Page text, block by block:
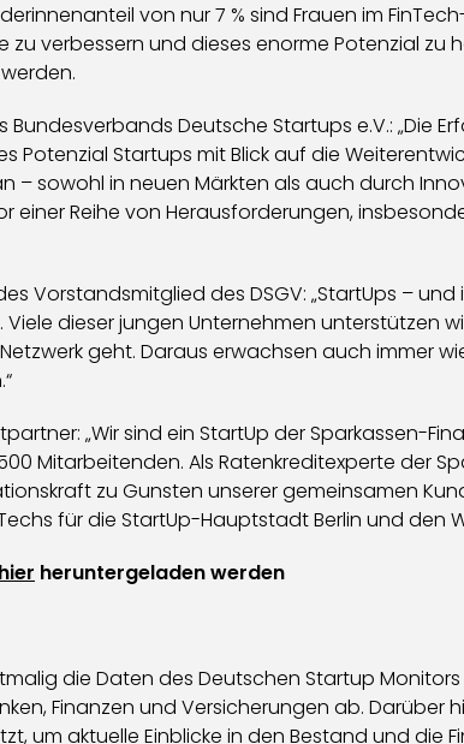
von nur 7 % sind Frauen im
zu verbessern und dieses enorme Potenzial zu
Deutsche Startups e.V.: „Die
Potenzial Startups mit Blick auf die
– sowohl in neuen Märkten als auch durch
einer Reihe von Herausforderungen,
Vorstandsmitglied des DSGV: „StartUps –
dieser jungen Unternehmen unterstützen
geht. Daraus erwachsen auch immer
„Wir sind ein StartUp der Sparkassen-
Mitarbeitenden. Als Ratenkreditexperte der
zu Gunsten unserer gemeinsamen
für die StartUp-Hauptstadt Berlin und
hier heruntergeladen werden
die Daten des Deutschen Startup
Finanzen und Versicherungen ab. Darüber
um aktuelle Einblicke in den Bestand und die